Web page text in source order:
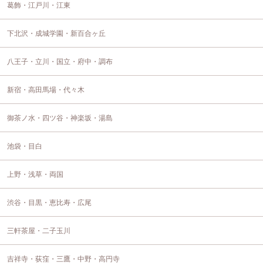
葛飾・江戸川・江東
下北沢・成城学園・新百合ヶ丘
八王子・立川・国立・府中・調布
新宿・高田馬場・代々木
御茶ノ水・四ツ谷・神楽坂・湯島
池袋・目白
上野・浅草・両国
渋谷・目黒・恵比寿・広尾
三軒茶屋・二子玉川
吉祥寺・荻窪・三鷹・中野・高円寺